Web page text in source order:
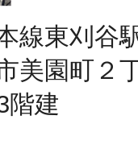
線東刈谷
美園町２
階建